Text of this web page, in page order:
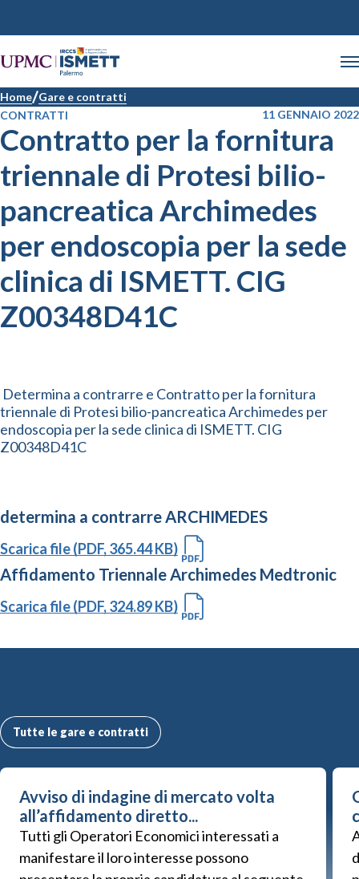
Home Gare e contratti
CONTRATTI
11 GENNAIO 2022
Contratto per la fornitura
triennale di Protesi bilio-
pancreatica Archimedes
per endoscopia per la sede
clinica di ISMETT. CIG
Z00348D41C
Determina a contrarre e Contratto per la fornitura
triennale di Protesi bilio-pancreatica Archimedes per
endoscopia per la sede clinica di ISMETT. CIG
Z00348D41C
determina a contrarre ARCHIMEDES
Scarica file (PDF, 365.44 KB)
Affidamento Triennale Archimedes Medtronic
Scarica file (PDF, 324.89 KB)
Tutte le gare e contratti
Avviso di indagine di mercato volta
all’affidamento diretto...
Tutti gli Operatori Economici interessati a
manifestare il loro interesse possono